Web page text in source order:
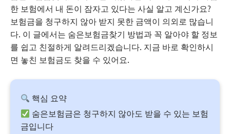
한 보험에서 내 돈이 잠자고 있다는 사실 알고 계신가요?
보험금을 청구하지 않아 받지 못한 금액이 의외로 많습니
다. 이 글에서는 숨은보험금찾기 방법과 꼭 알아야 할 정보
를 쉽고 친절하게 알려드리겠습니다. 지금 바로 확인하시
면 놓친 보험금도 찾을 수 있어요.
핵심 요약
숨은보험금은 청구하지 않아도 받을 수 있는 보험
금입니다